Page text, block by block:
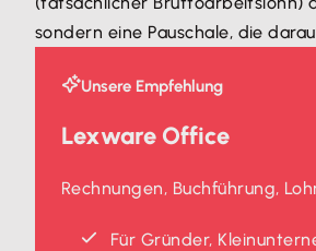
sondern eine Pauschale, die
Unsere Empfehlung
Lexware Office
Rechnungen, Buchführung,
Für Gründer,